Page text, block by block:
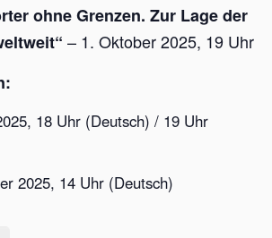
ohne Grenzen. Zur Lage der
– 1. Oktober 2025, 19 Uhr
18 Uhr (Deutsch) / 19 Uhr
2025, 14 Uhr (Deutsch)